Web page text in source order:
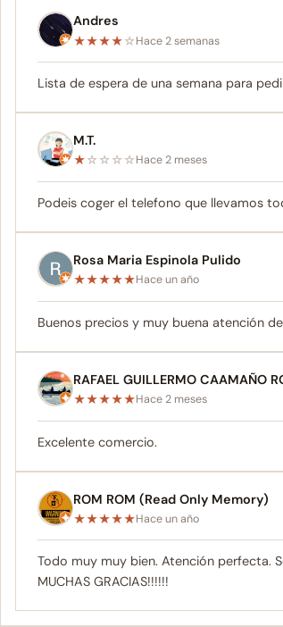
Andres
★★★★☆Hace 2 semanas
Lista de espera de una semana para
M.T.
★☆☆☆☆Hace 2 meses
Podeis coger el telefono que llevamos
Rosa Maria Espinola Pulido
★★★★★Hace un año
Buenos precios y muy buena atención
RAFAEL GUILLERMO CAAMAÑO
★★★★★Hace 2 meses
Excelente comercio.
ROM ROM (Read Only Memory)
★★★★★Hace un año
Todo muy muy bien. Atención perfecta.
MUCHAS GRACIAS!!!!!!